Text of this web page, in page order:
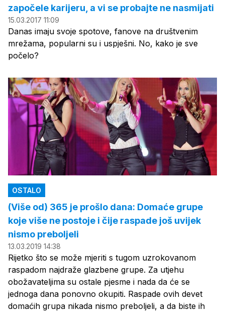
započele karijeru, a vi se probajte ne nasmijati
15.03.2017 11:09
Danas imaju svoje spotove, fanove na društvenim
mrežama, popularni su i uspješni. No, kako je sve
počelo?
OSTALO
(Više od) 365 je prošlo dana: Domaće grupe
koje više ne postoje i čije raspade još uvijek
nismo preboljeli
13.03.2019 14:38
Rijetko što se može mjeriti s tugom uzrokovanom
raspadom najdraže glazbene grupe. Za utjehu
obožavateljima su ostale pjesme i nada da će se
jednoga dana ponovno okupiti. Raspade ovih devet
domaćih grupa nikada nismo preboljeli, a da biste ih